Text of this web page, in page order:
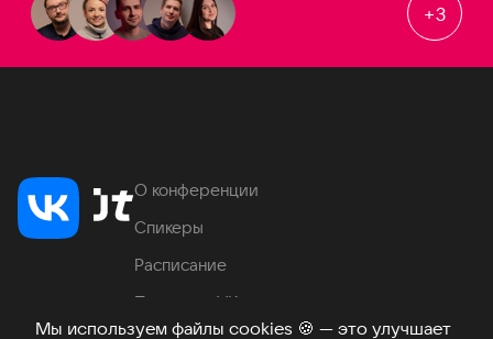
Мы используем файлы cookies 🍪 — это улучшает
+3
О конференции
Спикеры
Расписание
Продукты VK